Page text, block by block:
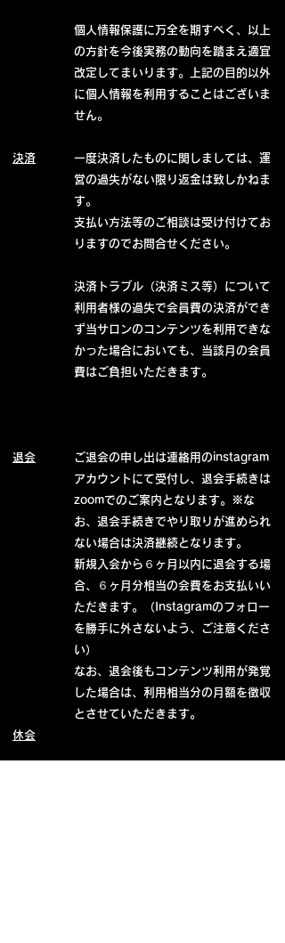
​決済
退会
​休会
個人情報保護に万全を期すべく、以上
の方針を今後実務の動向を踏まえ適宜
改定してまいります。上記の目的以外
に個人情報を利用することはございま
せん。
一度決済したものに関しましては、運
営の過失がない限り返金は致しかねま
す。
支払い方法等のご相談は受け付けてお
りますのでお問合せください。
決済トラブル（決済ミス等）について
利用者様の過失で会員費の決済ができ
ず当サロンのコンテンツを利用できな
かった場合においても、当該月の会員
費はご負担いただきます。
ご退会の申し出は連絡用のinstagram
アカウントにて受付し、退会手続きは
zoomでのご案内となります。
※な
お、退会手続きでやり取りが進められ
ない場合は決済継続となります。
​新規入会から６ヶ月以内に退会する場
合、６ヶ月分相当の会費をお支払いい
ただきます。（Instagramのフォロー
を勝手に外さないよう、ご注意くださ
い）
なお、退会後もコンテンツ利用が発覚
した場合は、利用相当分の月額を徴収
とさせていただきます。